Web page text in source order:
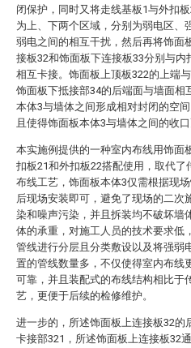
闭保护，同时又将走线基板1与外扣
为上、下两个区域，分别为弱电区、
弱电之间的相互干扰，然后再将饰面
接板32和饰面板下连接板33分别与内
相互卡接。饰面板上顶板322的上端
饰面板下抵接部34的后端面与墙面相
本体3与墙体之间形成相对封闭的空
且使得饰面板本体3与墙体之间的收口
本实施例提供的一种室内布线用饰面
扣板21和外扣板22搭配使用，取代了
布线工艺，饰面板本体3仅需根据现
后现场安装即可，避免了现场的二次
染和噪声污染，并且拆装均不破坏墙
体的承重，对施工人员的技术要求低
管线进行分层且分类敷设以及将强弱
置的管线数量多，不仅使得室内布线
可靠，并且装配式的布线结构相比于
艺，更便于后续的检修维护。
进一步的，所述饰面板上连接板32的
卡接部321，所述饰面板上连接板32